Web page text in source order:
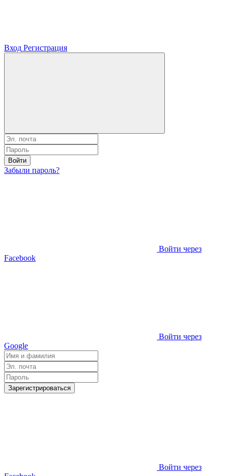
Вход Регистрация
Войти
Забыли пароль?
Войти через
Facebook
Войти через
Google
Зарегистрироваться
Войти через